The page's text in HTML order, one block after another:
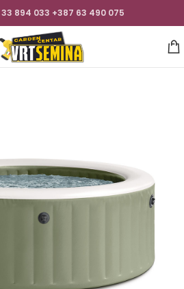
894 033 +387 63 490 075